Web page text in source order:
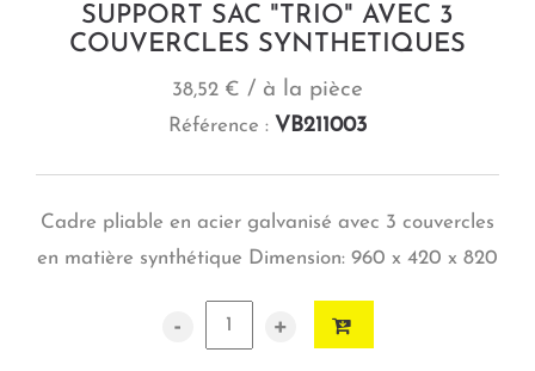
SUPPORT SAC "TRIO" AVEC 3
COUVERCLES SYNTHETIQUES
38,52 € / à la pièce
Référence : VB211003
Cadre pliable en acier galvanisé avec 3 couvercles
en matière synthétique Dimension: 960 x 420 x 820
- +